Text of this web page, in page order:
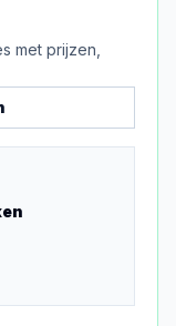
met prijzen,